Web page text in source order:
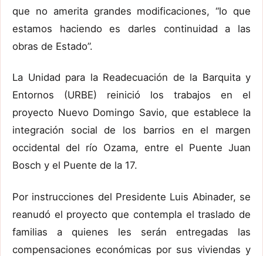
que no amerita grandes modificaciones, “lo que
estamos haciendo es darles continuidad a las
obras de Estado”.
La Unidad para la Readecuación de la Barquita y
Entornos (URBE) reinició los trabajos en el
proyecto Nuevo Domingo Savio, que establece la
integración social de los barrios en el margen
occidental del río Ozama, entre el Puente Juan
Bosch y el Puente de la 17.
Por instrucciones del Presidente Luis Abinader, se
reanudó el proyecto que contempla el traslado de
familias a quienes les serán entregadas las
compensaciones económicas por sus viviendas y